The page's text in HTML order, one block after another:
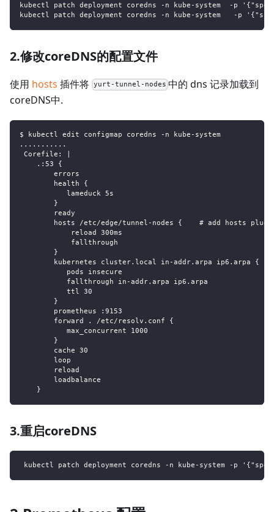
kubectl patch deployment coredns -n kube-system  -p
kubectl patch deployment coredns -n kube-system   -p
2.修改coreDNS的配置文件
使用 hosts 插件将 yurt-tunnel-nodes 中的 dns 记录加载到
coreDNS中.
$ kubectl edit configmap coredns -n kube-system
...........
Corefile: |
    .:53 {
        errors
        health {
           lameduck 5s
        }
        ready
hosts /etc/edge/tunnel-nodes {    # add hosts
            reload 300ms
            fallthrough
        }
        kubernetes cluster.local in-addr.arpa ip6.arpa {
           pods insecure
           fallthrough in-addr.arpa ip6.arpa
           ttl 30
        }
        prometheus :9153
        forward . /etc/resolv.conf {
           max_concurrent 1000
        }
        cache 30
        loop
        reload
        loadbalance
    }
3.重启coreDNS
kubectl patch deployment coredns -n kube-system -p